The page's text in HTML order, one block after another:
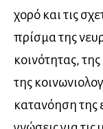
χορό και τις
πρίσμα της
κοινότητας,
της
κατανόηση της